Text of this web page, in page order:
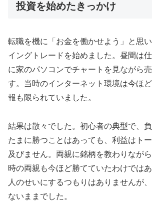
投資を始めたきっかけ
転職を機に「お金を働かせよう」と思
イングトレードを始めました。昼間は
に家のパソコンでチャートを見ながら
す。当時のインターネット環境は今ほ
報も限られていました。
結果は散々でした。初心者の典型で、負
たまに勝つことはあっても、利益はト
及びません。両親に銘柄を教わりなが
時の両親も今ほど勝てていたわけではあ
人のせいにするつもりはありませんが
ないままでした。